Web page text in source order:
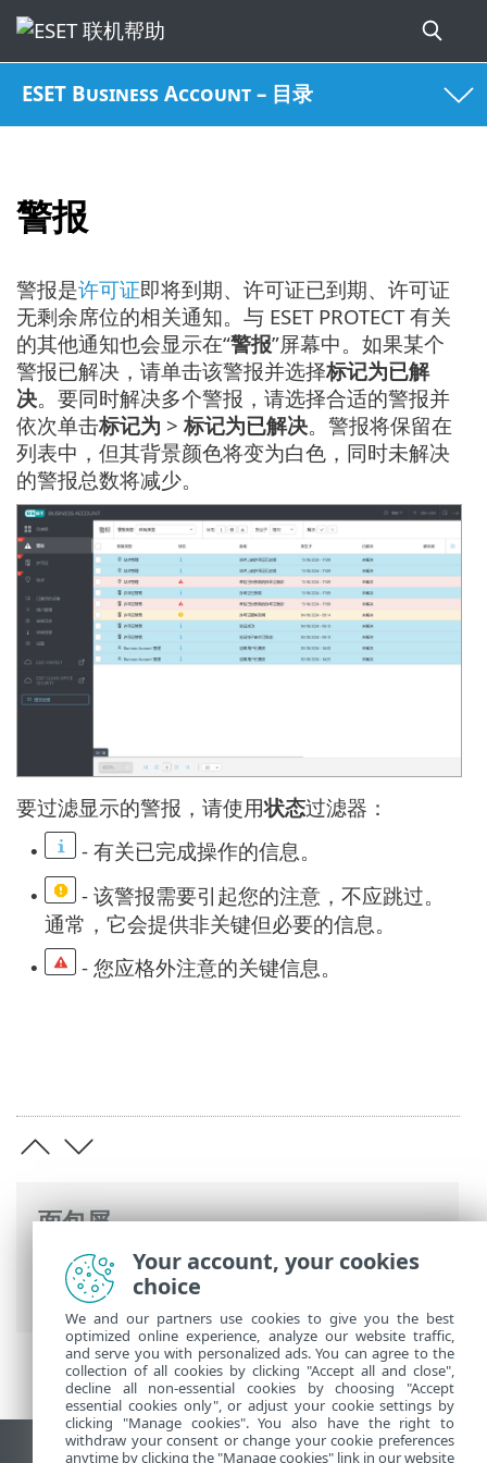
ESET Business Account – 目录
警报
面包屑
ESET 联机帮助>ESET Business Account>
使用 ESET Business Account
警报是许可证即将到期、许可证已到期、许可证
无剩余席位的相关通知。与 ESET PROTECT 有关
的其他通知也会显示在“警报”屏幕中。如果某个
警报已解决，请单击该警报并选择标记为已解
决。要同时解决多个警报，请选择合适的警报并
依次单击标记为 > 标记为已解决。警报将保留在
列表中，但其背景颜色将变为白色，同时未解决
的警报总数将减少。
要过滤显示的警报，请使用状态过滤器：
• - 有关已完成操作的信息。
•
- 该警报需要引起您的注意，不应跳过。
通常，它会提供非关键但必要的信息。
• - 您应格外注意的关键信息。
Your account, your cookies
choice
We and our partners use cookies to give you the best
optimized online experience, analyze our website traffic,
and serve you with personalized ads. You can agree to the
collection of all cookies by clicking "Accept all and close",
decline all non-essential cookies by choosing "Accept
essential cookies only", or adjust your cookie settings by
clicking "Manage cookies". You also have the right to
withdraw your consent or change your cookie preferences
anytime by clicking the "Manage cookies" link in our website